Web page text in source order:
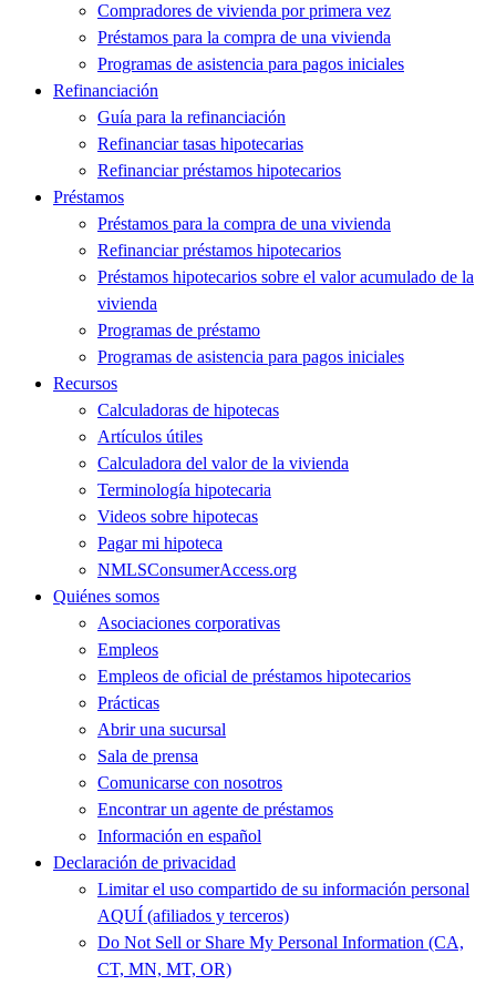
Compradores de vivienda por primera vez
Préstamos para la compra de una vivienda
Programas de asistencia para pagos iniciales
Refinanciación
Guía para la refinanciación
Refinanciar tasas hipotecarias
Refinanciar préstamos hipotecarios
Préstamos
Préstamos para la compra de una vivienda
Refinanciar préstamos hipotecarios
Préstamos hipotecarios sobre el valor acumulado de la
vivienda
Programas de préstamo
Programas de asistencia para pagos iniciales
Recursos
Calculadoras de hipotecas
Artículos útiles
Calculadora del valor de la vivienda
Terminología hipotecaria
Videos sobre hipotecas
Pagar mi hipoteca
NMLSConsumerAccess.org
Quiénes somos
Asociaciones corporativas
Empleos
Empleos de oficial de préstamos hipotecarios
Prácticas
Abrir una sucursal
Sala de prensa
Comunicarse con nosotros
Encontrar un agente de préstamos
Información en español
Declaración de privacidad
Limitar el uso compartido de su información personal
AQUÍ (afiliados y terceros)
Do Not Sell or Share My Personal Information (CA,
CT, MN, MT, OR)